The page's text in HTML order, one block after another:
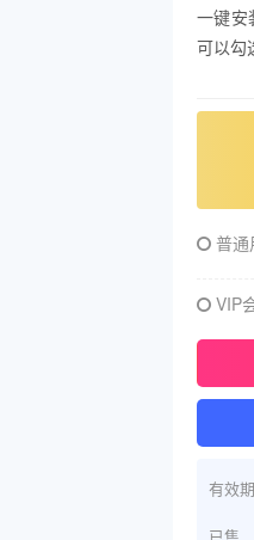
一键安
可以勾
普
VIP
有效期
已售